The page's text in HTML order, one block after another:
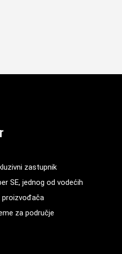
zastupnik
SE, jednog od vodećih
proizvođača
za područje